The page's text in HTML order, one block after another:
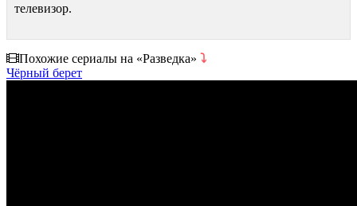
телевизор.
Похожие сериалы на «Разведка» ⤵
Чёрный берет